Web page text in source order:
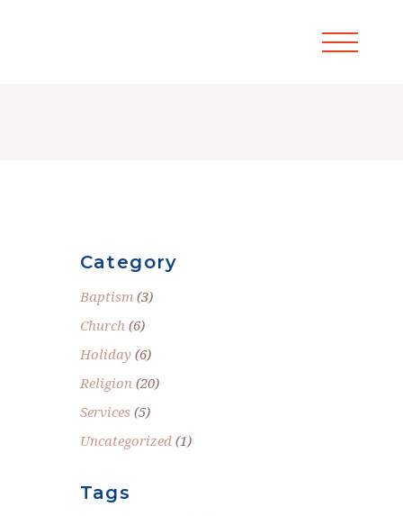
Category
Baptism(3)
Church(6)
Holiday(6)
Religion(20)
Services(5)
Uncategorized(1)
Tags